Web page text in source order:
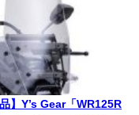
品】Y’s Gear「WR125R